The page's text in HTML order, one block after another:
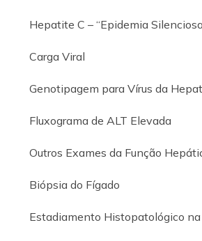
Hepatite C – “Epidemia
Carga Viral
Genotipagem para Vírus da
Fluxograma de ALT Elevada
Outros Exames da Função
Biópsia do Fígado
Estadiamento Histopatológico